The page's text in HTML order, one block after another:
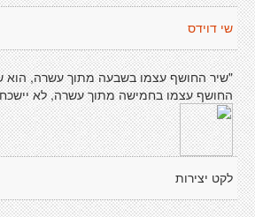
שי דוידס
"שיר החושף עצמו בשבעה מתוך עשרה, הוא
החושף עצמו בחמישה מתוך עשרה, לא
לקט יצירות